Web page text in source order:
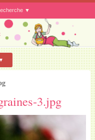
3.jpg